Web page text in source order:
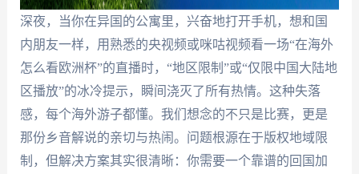
深夜，当你在异国的公寓里，兴奋地打开手机，想和国
内朋友一样，用熟悉的央视频或咪咕视频看一场“在海外
怎么看欧洲杯”的直播时，“地区限制”或“仅限中国大陆地
区播放”的冰冷提示，瞬间浇灭了所有热情。这种失落
感，每个海外游子都懂。我们想念的不只是比赛，更是
那份乡音解说的亲切与热闹。问题根源在于版权地域限
制，但解决方案其实很清晰：你需要一个靠谱的回国加